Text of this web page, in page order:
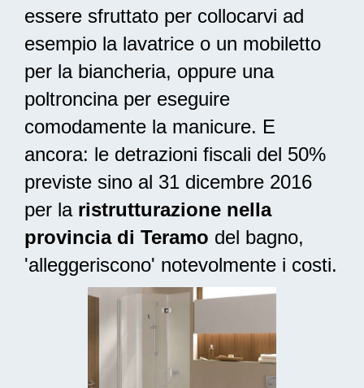
essere sfruttato per collocarvi ad
esempio la lavatrice o un mobiletto
per la biancheria, oppure una
poltroncina per eseguire
comodamente la manicure. E
ancora: le detrazioni fiscali del 50%
previste sino al 31 dicembre 2016
per la ristrutturazione nella
provincia di Teramo del bagno,
'alleggeriscono' notevolmente i costi.